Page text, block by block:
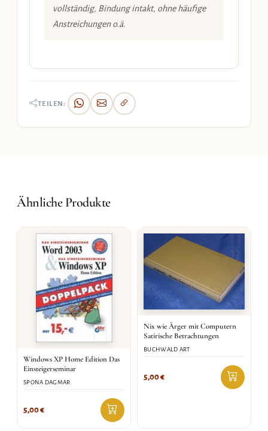
vollständig, Bindung intakt, ohne häufige
Anstreichungen o.ä.
TEILEN:
Ähnliche Produkte
Windows XP Home Edition Das
Einsteigerseminar
SPONA DAGMAR
5,00€
Nix wie Ärger mit Computern
Satirische Betrachtungen
BUCHWALD ART
5,00€